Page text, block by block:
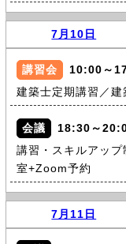
7月10日
講習会
10:00～
建築士定期講習／
会議
18:30～
講習・スキルアッ
室+Zoom予約
7月11日